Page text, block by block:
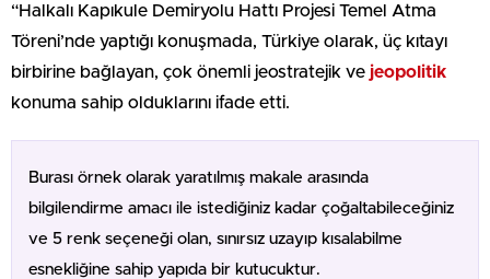
“Halkalı Kapıkule Demiryolu Hattı Projesi Temel Atma
Töreni’nde yaptığı konuşmada, Türkiye olarak, üç kıtayı
birbirine bağlayan, çok önemli jeostratejik ve jeopolitik
konuma sahip olduklarını ifade etti.
Burası örnek olarak yaratılmış makale arasında
bilgilendirme amacı ile istediğiniz kadar çoğaltabileceğiniz
ve 5 renk seçeneği olan, sınırsız uzayıp kısalabilme
esnekliğine sahip yapıda bir kutucuktur.